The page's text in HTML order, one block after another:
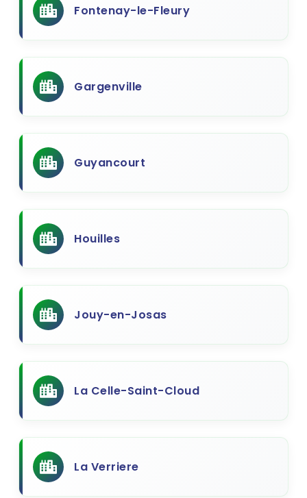
Fontenay-le-Fleury
Gargenville
Guyancourt
Houilles
Jouy-en-Josas
La Celle-Saint-Cloud
La Verriere